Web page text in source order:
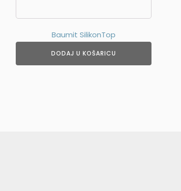
Baumit SilikonTop
DODAJ U KOŠARICU